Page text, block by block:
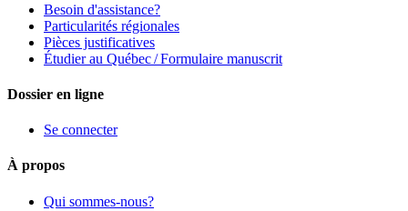
Besoin d'assistance?
Particularités régionales
Pièces justificatives
Étudier au Québec / Formulaire manuscrit
Dossier en ligne
Se connecter
À propos
Qui sommes-nous?